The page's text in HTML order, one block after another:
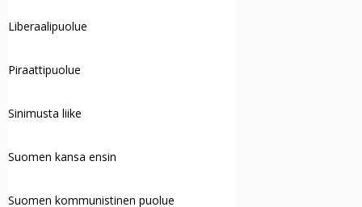
Liberaalipuolue
Piraattipuolue
Sinimusta liike
Suomen kansa ensin
Suomen kommunistinen puolue